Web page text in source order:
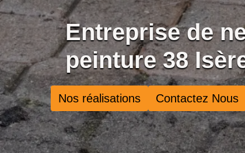
Entreprise de
peinture 38
Nos réalisations Contactez Nous